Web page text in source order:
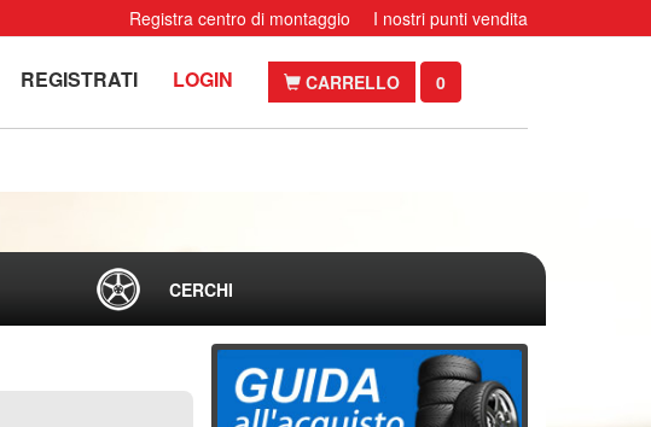
Registra centro di montaggio I nostri punti vendita
REGISTRATI LOGIN CARRELLO 0
CERCHI